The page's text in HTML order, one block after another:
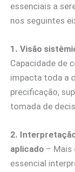
essenciais a
nos seguintes
1. Visão
Capacidade de
impacta toda a
precificação,
tomada de
2.
aplicado – Mais
essencial